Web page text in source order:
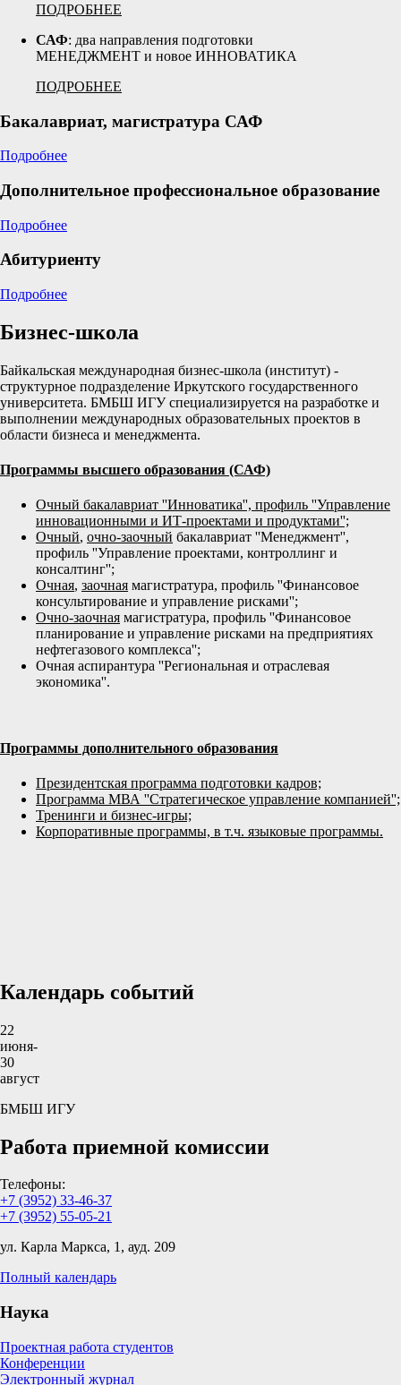
ПОДРОБНЕЕ
САФ: два направления подготовки
МЕНЕДЖМЕНТ и новое ИННОВАТИКА
ПОДРОБНЕЕ
Бакалавриат, магистратура САФ
Подробнее
Дополнительное профессиональное образование
Подробнее
Абитуриенту
Подробнее
Бизнес-школа
Байкальская международная бизнес-школа (институт) -
структурное подразделение Иркутского государственного
университета. БМБШ ИГУ специализируется на разработке и
выполнении международных образовательных проектов в
области бизнеса и менеджмента.
Программы высшего образования (САФ)
Очный бакалавриат ''Инноватика'', профиль ''Управление
инновационными и ИТ-проектами и продуктами'';
Очный, очно-заочный бакалавриат ''Менеджмент'',
профиль ''Управление проектами, контроллинг и
консалтинг'';
Очная, заочная магистратура, профиль ''Финансовое
консультирование и управление рисками'';
Очно-заочная магистратура, профиль ''Финансовое
планирование и управление рисками на предприятиях
нефтегазового комплекса'';
Очная аспирантура ''Региональная и отраслевая
экономика''.
Программы дополнительного образования
Президентская программа подготовки кадров;
Программа МВА ''Стратегическое управление компанией'';
Тренинги и бизнес-игры;
Корпоративные программы, в т.ч. языковые программы.
Календарь событий
22
июня-
30
август
БМБШ ИГУ
Работа приемной комиссии
Телефоны:
+7 (3952) 33-46-37
+7 (3952) 55-05-21
ул. Карла Маркса, 1, ауд. 209
Полный календарь
Наука
Проектная работа студентов
Конференции
Электронный журнал